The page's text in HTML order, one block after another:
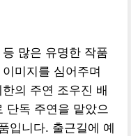
많은 유명한 작품
미지를 심어주며
의 주연 조우진 배
단독 주연을 맡았으
입니다. 출근길에 예